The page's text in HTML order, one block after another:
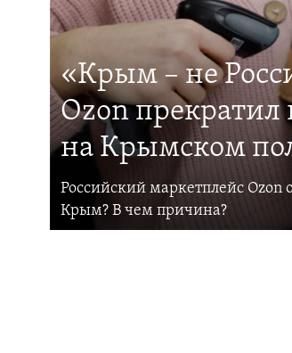
«Крым – не
Ozon прекратил
на Крымском
Российский маркетплейс Ozon
Крым? В чем причина?